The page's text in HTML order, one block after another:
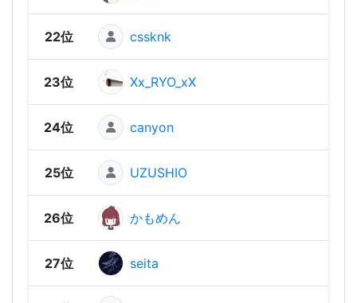
22位 cssknk
23位 Xx_RYO_xX
24位 canyon
25位 UZUSHIO
26位 かもめん
27位 seita